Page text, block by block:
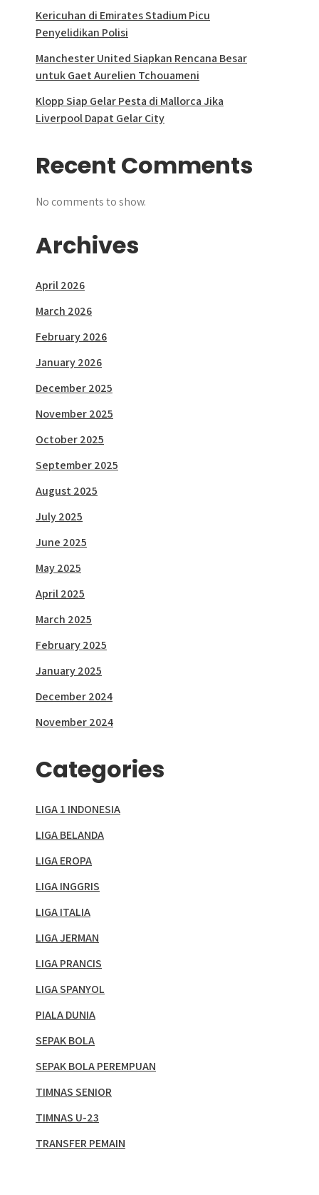
Kericuhan di Emirates Stadium Picu
Penyelidikan Polisi
Manchester United Siapkan Rencana Besar
untuk Gaet Aurelien Tchouameni
Klopp Siap Gelar Pesta di Mallorca Jika
Liverpool Dapat Gelar City
Recent Comments
No comments to show.
Archives
April 2026
March 2026
February 2026
January 2026
December 2025
November 2025
October 2025
September 2025
August 2025
July 2025
June 2025
May 2025
April 2025
March 2025
February 2025
January 2025
December 2024
November 2024
Categories
LIGA 1 INDONESIA
LIGA BELANDA
LIGA EROPA
LIGA INGGRIS
LIGA ITALIA
LIGA JERMAN
LIGA PRANCIS
LIGA SPANYOL
PIALA DUNIA
SEPAK BOLA
SEPAK BOLA PEREMPUAN
TIMNAS SENIOR
TIMNAS U-23
TRANSFER PEMAIN